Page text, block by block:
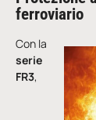
ferroviario
Con la
serie
FR3,